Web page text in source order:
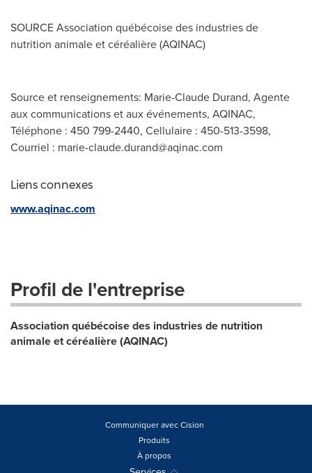
SOURCE Association québécoise des industries de
nutrition animale et céréalière (AQINAC)
Source et renseignements: Marie-Claude Durand, Agente
aux communications et aux événements, AQINAC,
Téléphone : 450 799-2440, Cellulaire : 450-513-3598,
Courriel : marie-claude.durand@aqinac.com
Liens connexes
www.aqinac.com
Profil de l'entreprise
Association québécoise des industries de nutrition
animale et céréalière (AQINAC)
Communiquer avec Cision
Produits
À propos